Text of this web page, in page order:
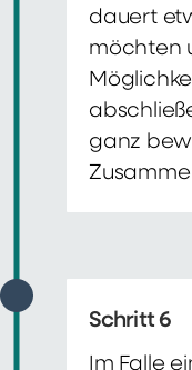
dauert
möchten
ganz
Schritt 6
Im Falle